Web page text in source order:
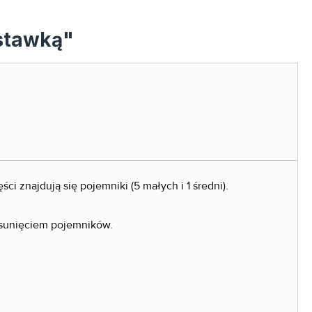
znajdują się pojemniki (5 małych i 1 średni).
pojemników.